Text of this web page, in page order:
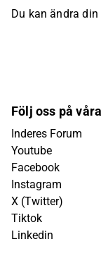
Du kan ändra
Följ oss på
Inderes Forum
Youtube
Facebook
Instagram
X (Twitter)
Tiktok
Linkedin